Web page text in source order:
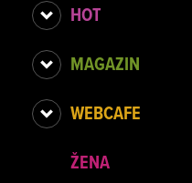
HOT
MAGAZIN
WEBCAFE
ŽENA